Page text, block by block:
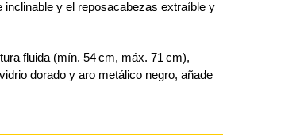
y el reposacabezas extraíble y
fluida (mín. 54 cm, máx. 71 cm),
dorado y aro metálico negro, añade